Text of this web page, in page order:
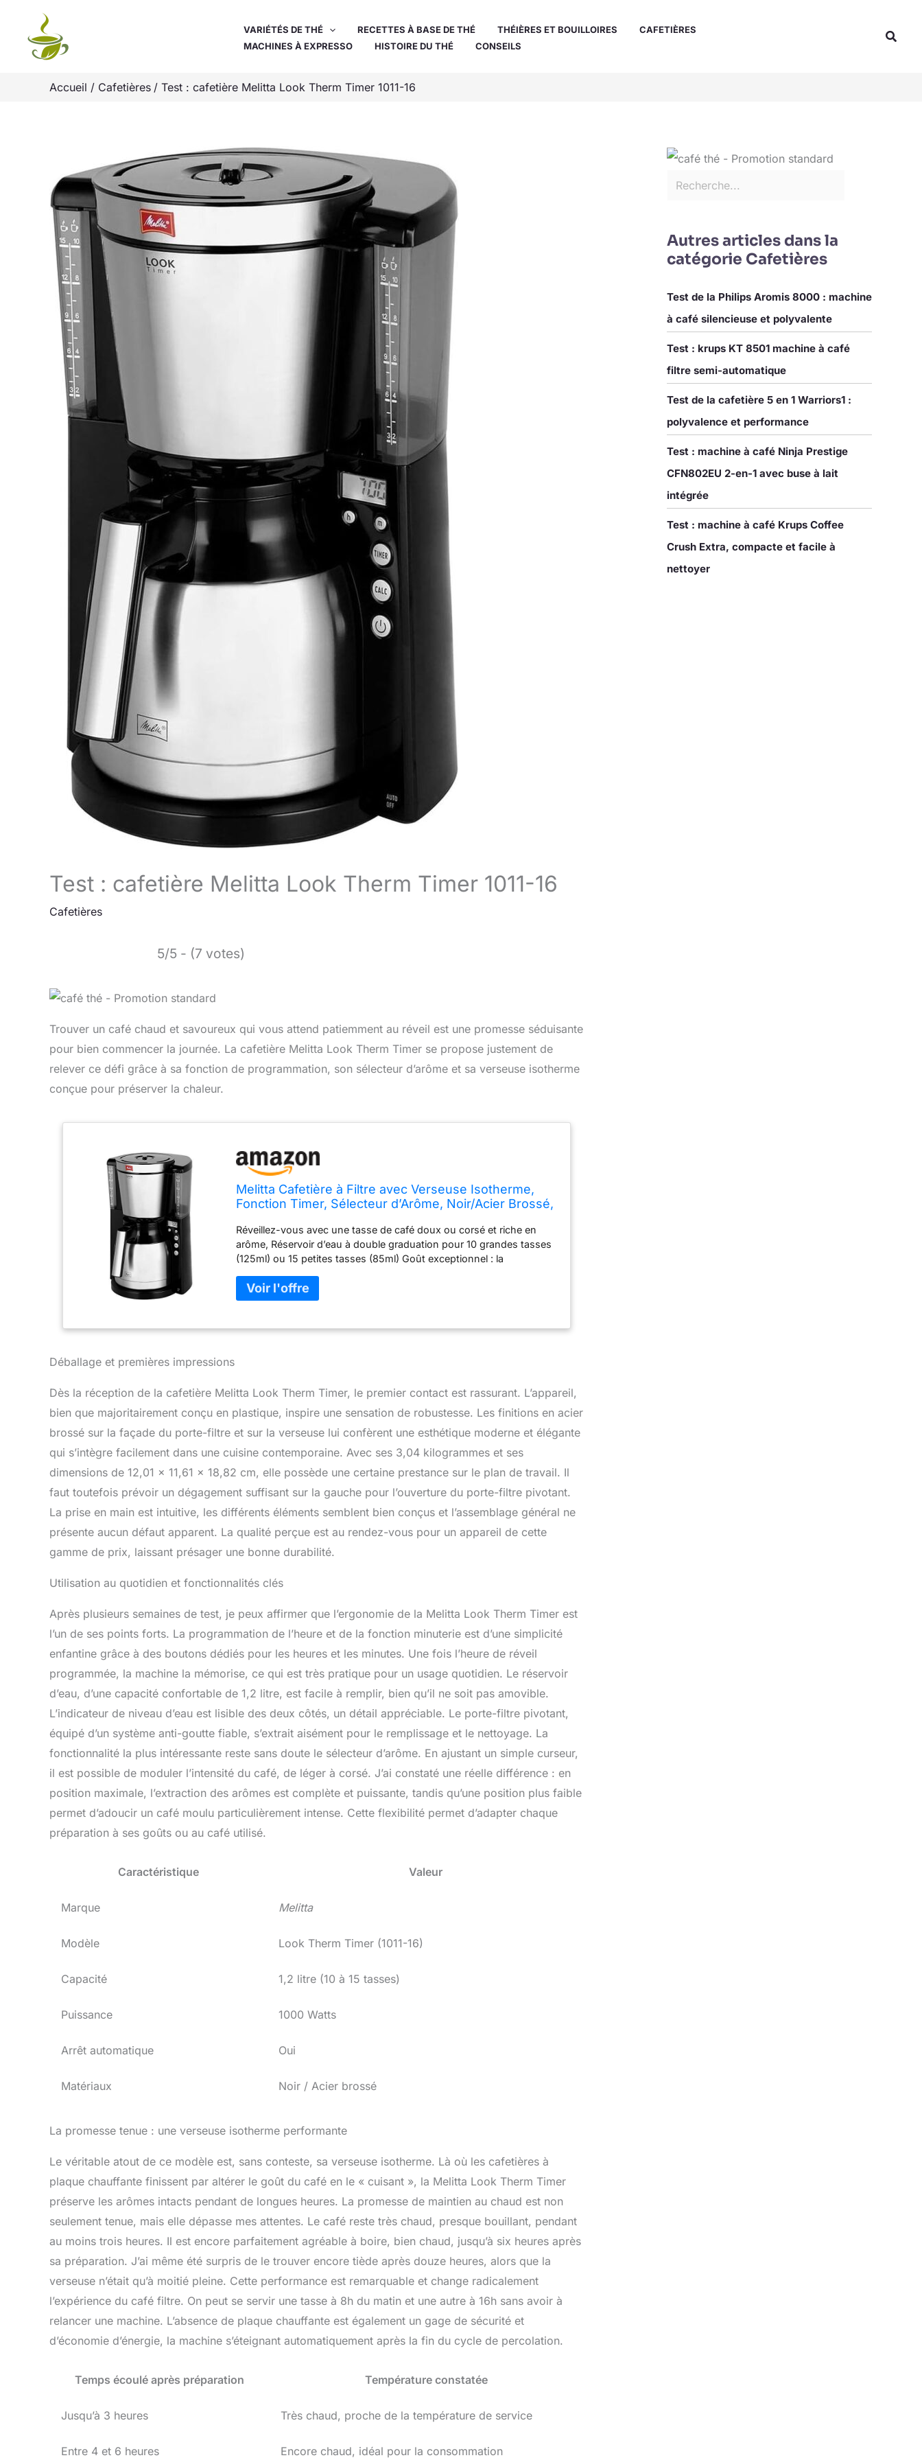
contenu
VARIÉTÉS DE THÉ RECETTES À BASE DE THÉ THÉIÈRES ET BOUILLOIRES
CAFETIÈRES
MACHINES À EXPRESSO
HISTOIRE DU THÉ CONSEILS
Accueil Cafetières Test : cafetière Melitta Look Therm Timer 1011-16
Test : cafetière Melitta Look Therm Timer 1011-16
Cafetières
5/5 - (7 votes)
Trouver un café chaud et savoureux qui vous attend patiemment au réveil est une promesse séduisante
pour bien commencer la journée. La cafetière Melitta Look Therm Timer se propose justement de
relever ce défi grâce à sa fonction de programmation, son sélecteur d’arôme et sa verseuse isotherme
conçue pour préserver la chaleur.
Melitta Cafetière à Filtre avec Verseuse Isotherme,
Fonction Timer, Sélecteur d’Arôme, Noir/Acier Brossé,
Réveillez-vous avec une tasse de café doux ou corsé et riche en
arôme, Réservoir d’eau à double graduation pour 10 grandes tasses
(125ml) ou 15 petites tasses (85ml) Goût exceptionnel : la
grâce au sélecteur d’arôme, Maintien du café au chaud pendant 2
heures grâce à la verseuse résistante et isotherme à double paroi
fonction Timer, Verseuse utilisable d’une seule main, Couvercle et
Indicateur d’entartrage, Réglage de la dureté de l’eau, Porte-filtre
pivotant amovible et lavable au lave-vaisselle, Arrêt automatique,
1000 W, Conçu en Allemagne Contenu : 1 Cafetière à filtre Melitta
Look Therm Timer, Noir/Acier Brossé, 1011-16, 5 filtres à café Original
blanc Melitta, Poids : 2,45 kg, Dimensions (lxHxP) : 23 x 35 x 21 cm,
Longueur du câble 90 cm
Déballage et premières impressions
Dès la réception de la cafetière Melitta Look Therm Timer, le premier contact est rassurant. L’appareil,
bien que majoritairement conçu en plastique, inspire une sensation de robustesse. Les finitions en acier
brossé sur la façade du porte-filtre et sur la verseuse lui confèrent une esthétique moderne et élégante
qui s’intègre facilement dans une cuisine contemporaine. Avec ses 3,04 kilogrammes et ses
dimensions de 12,01 x 11,61 x 18,82 cm, elle possède une certaine prestance sur le plan de travail. Il
faut toutefois prévoir un dégagement suffisant sur la gauche pour l’ouverture du porte-filtre pivotant.
La prise en main est intuitive, les différents éléments semblent bien conçus et l’assemblage général ne
présente aucun défaut apparent. La qualité perçue est au rendez-vous pour un appareil de cette
gamme de prix, laissant présager une bonne durabilité.
Utilisation au quotidien et fonctionnalités clés
Après plusieurs semaines de test, je peux affirmer que l’ergonomie de la Melitta Look Therm Timer est
l’un de ses points forts. La programmation de l’heure et de la fonction minuterie est d’une simplicité
enfantine grâce à des boutons dédiés pour les heures et les minutes. Une fois l’heure de réveil
programmée, la machine la mémorise, ce qui est très pratique pour un usage quotidien. Le réservoir
d’eau, d’une capacité confortable de 1,2 litre, est facile à remplir, bien qu’il ne soit pas amovible.
L’indicateur de niveau d’eau est lisible des deux côtés, un détail appréciable. Le porte-filtre pivotant,
équipé d’un système anti-goutte fiable, s’extrait aisément pour le remplissage et le nettoyage. La
fonctionnalité la plus intéressante reste sans doute le sélecteur d’arôme. En ajustant un simple curseur,
il est possible de moduler l’intensité du café, de léger à corsé. J’ai constaté une réelle différence : en
position maximale, l’extraction des arômes est complète et puissante, tandis qu’une position plus faible
permet d’adoucir un café moulu particulièrement intense. Cette flexibilité permet d’adapter chaque
préparation à ses goûts ou au café utilisé.
Caractéristique Valeur
Marque Melitta
Modèle Look Therm Timer (1011-16)
Capacité 1,2 litre (10 à 15 tasses)
Puissance 1000 Watts
Arrêt automatique Oui
Matériaux Noir / Acier brossé
La promesse tenue : une verseuse isotherme performante
Le véritable atout de ce modèle est, sans conteste, sa verseuse isotherme. Là où les cafetières à
plaque chauffante finissent par altérer le goût du café en le « cuisant », la Melitta Look Therm Timer
préserve les arômes intacts pendant de longues heures. La promesse de maintien au chaud est non
seulement tenue, mais elle dépasse mes attentes. Le café reste très chaud, presque bouillant, pendant
au moins trois heures. Il est encore parfaitement agréable à boire, bien chaud, jusqu’à six heures après
sa préparation. J’ai même été surpris de le trouver encore tiède après douze heures, alors que la
verseuse n’était qu’à moitié pleine. Cette performance est remarquable et change radicalement
l’expérience du café filtre. On peut se servir une tasse à 8h du matin et une autre à 16h sans avoir à
relancer une machine. L’absence de plaque chauffante est également un gage de sécurité et
d’économie d’énergie, la machine s’éteignant automatiquement après la fin du cycle de percolation.
Temps écoulé après préparation Température constatée
Jusqu’à 3 heures Très chaud, proche de la température de service
Entre 4 et 6 heures Encore chaud, idéal pour la consommation
Autres articles dans la
catégorie Cafetières
Test de la Philips Aromis 8000 : machine
à café silencieuse et polyvalente
Test : krups KT 8501 machine à café
filtre semi-automatique
Test de la cafetière 5 en 1 Warriors1 :
polyvalence et performance
Test : machine à café Ninja Prestige
CFN802EU 2-en-1 avec buse à lait
intégrée
Test : machine à café Krups Coffee
Crush Extra, compacte et facile à
nettoyer